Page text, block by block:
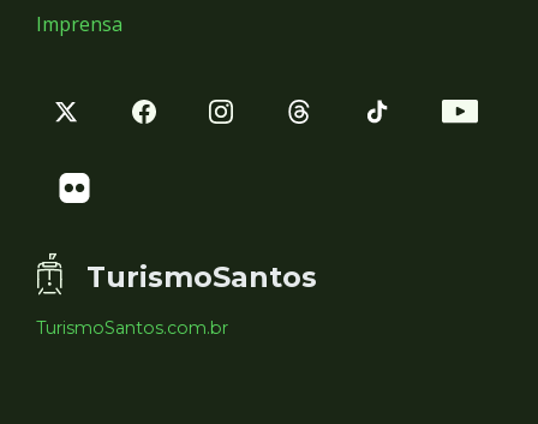
Imprensa
TurismoSantos
TurismoSantos.com.br